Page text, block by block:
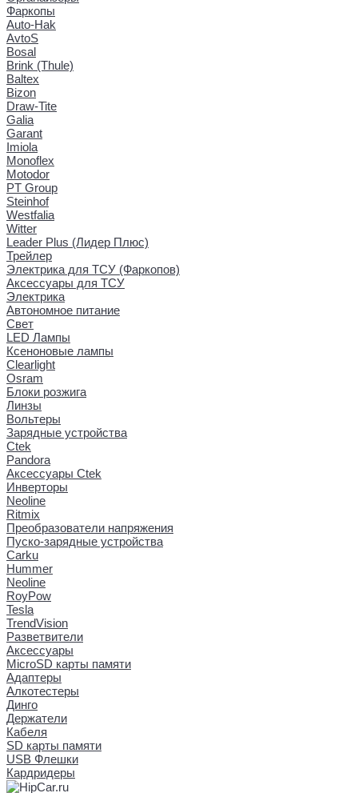
Фаркопы
Auto-Hak
AvtoS
Bosal
Brink (Thule)
Baltex
Bizon
Draw-Tite
Galia
Garant
Imiola
Monoflex
Motodor
PT Group
Steinhof
Westfalia
Witter
Leader Plus (Лидер Плюс)
Трейлер
Электрика для ТСУ (Фаркопов)
Аксессуары для ТСУ
Электрика
Автономное питание
Свет
LED Лампы
Ксеноновые лампы
Clearlight
Osram
Блоки розжига
Линзы
Вольтеры
Зарядные устройства
Ctek
Pandora
Аксессуары Ctek
Инверторы
Neoline
Ritmix
Преобразователи напряжения
Пуско-зарядные устройства
Carku
Hummer
Neoline
RoyPow
Tesla
TrendVision
Разветвители
Аксессуары
MicroSD карты памяти
Адаптеры
Алкотестеры
Динго
Держатели
Кабеля
SD карты памяти
USB Флешки
Кардридеры